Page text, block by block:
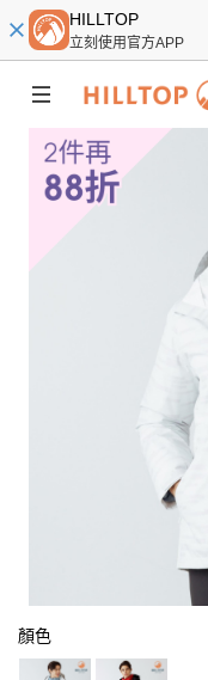
HILLTOP
立刻使用官方APP
顏色